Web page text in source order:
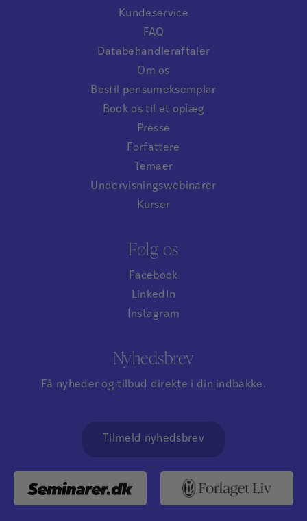
Kundeservice
FAQ
Databehandleraftaler
Om os
Bestil pensumeksemplar
Book os til et oplæg
Presse
Forfattere
Temaer
Undervisningswebinarer
Kurser
Følg os
Facebook
LinkedIn
Instagram
Nyhedsbrev
Få nyheder og tilbud direkte i din indbakke.
Tilmeld nyhedsbrev